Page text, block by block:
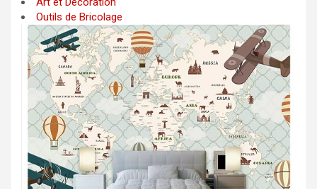
Outils de Bricolage